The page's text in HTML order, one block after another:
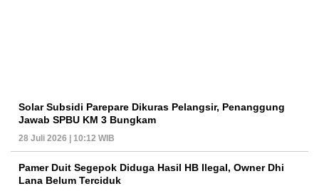
Solar Subsidi Parepare Dikuras Pelangsir, Penanggung
Jawab SPBU KM 3 Bungkam
28 Juli 2026 | 10:12 WIB
Pamer Duit Segepok Diduga Hasil HB Ilegal, Owner Dhi
Lana Belum Terciduk